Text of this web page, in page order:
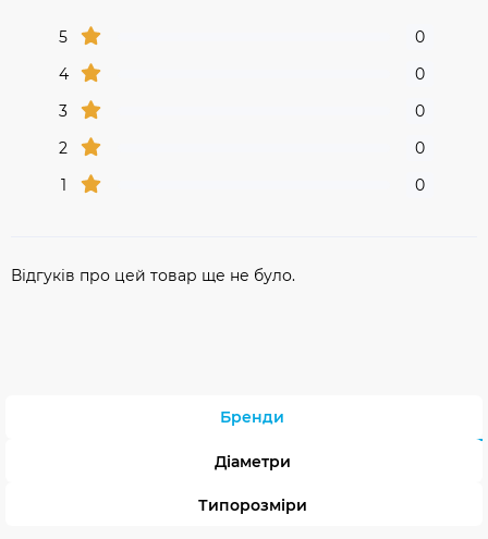
5
0
4
0
3
0
2
0
1
0
Відгуків про цей товар ще не було.
Бренди
Діаметри
Типорозміри